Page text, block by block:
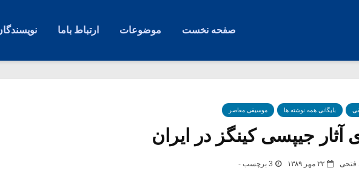
صفحه نخست موضوعات ارتباط باما
بایگانی همه نوشته ها موسیقی معاصر
آثار جیپسی کینگز در ایران
فتحی ۲۲ مهر ۱۳۸۹ 3 برچسب -